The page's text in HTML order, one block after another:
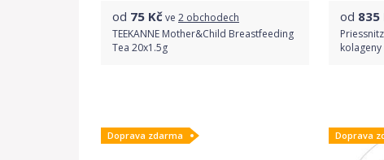
od 75 Kčve 2 obchodech
TEEKANNE Mother&Child Breastfeeding
Tea 20x1.5g
od 835
Doprava zdarma Doprava